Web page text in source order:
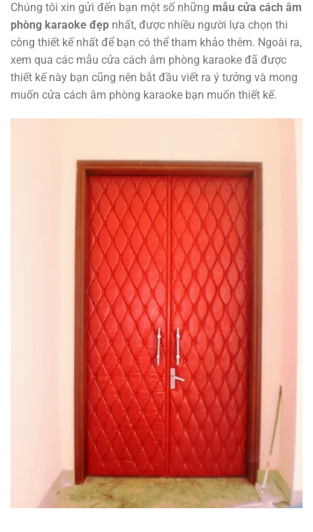
Chúng tôi xin gửi đến bạn một số những mẫu cửa cách âm
phòng karaoke đẹp nhất, được nhiều người lựa chọn thi
công thiết kế nhất để bạn có thể tham khảo thêm. Ngoài ra,
xem qua các mẫu cửa cách âm phòng karaoke đã được
thiết kế này bạn cũng nên bắt đầu viết ra ý tưởng và mong
muốn cửa cách âm phòng karaoke bạn muốn thiết kế.